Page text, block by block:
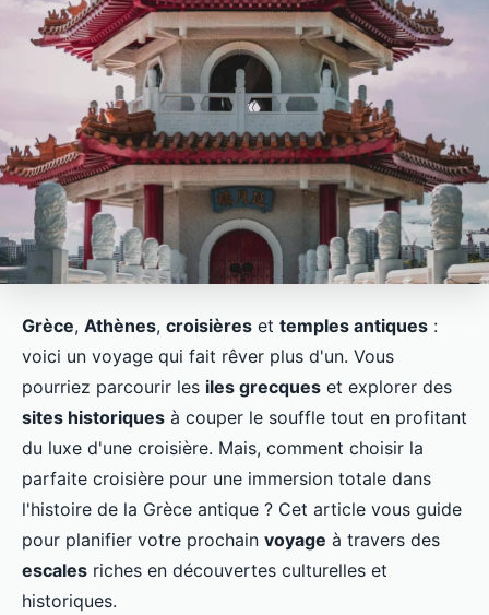
Grèce, Athènes, croisières et temples antiques :
voici un voyage qui fait rêver plus d'un. Vous
pourriez parcourir les iles grecques et explorer des
sites historiques à couper le souffle tout en profitant
du luxe d'une croisière. Mais, comment choisir la
parfaite croisière pour une immersion totale dans
l'histoire de la Grèce antique ? Cet article vous guide
pour planifier votre prochain voyage à travers des
escales riches en découvertes culturelles et
historiques.